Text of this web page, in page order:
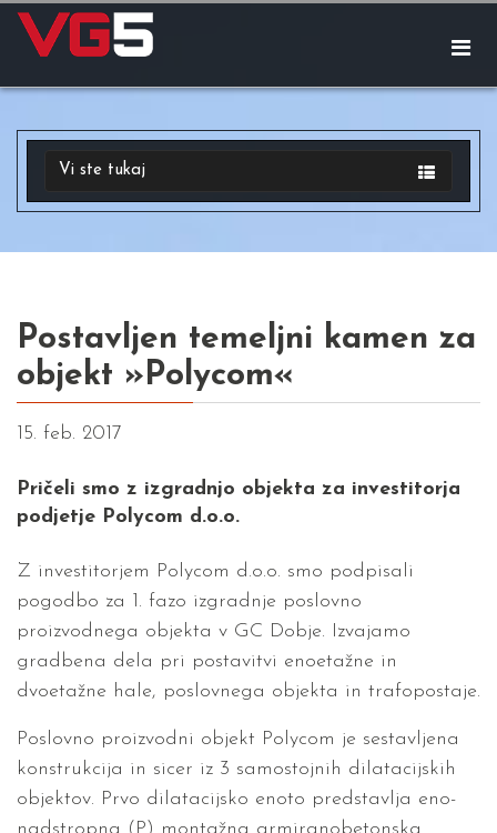
Vi ste tukaj
Postavljen temeljni kamen za
objekt »Polycom«
15. feb. 2017
Pričeli smo z izgradnjo objekta za investitorja
podjetje Polycom d.o.o.
Z investitorjem Polycom d.o.o. smo podpisali
pogodbo za 1. fazo izgradnje poslovno
proizvodnega objekta v GC Dobje. Izvajamo
gradbena dela pri postavitvi enoetažne in
dvoetažne hale, poslovnega objekta in trafopostaje.
Poslovno proizvodni objekt Polycom je sestavljena
konstrukcija in sicer iz 3 samostojnih dilatacijskih
objektov. Prvo dilatacijsko enoto predstavlja eno-